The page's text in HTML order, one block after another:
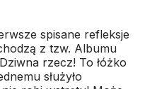
spisane refleksje
z tzw. Albumu
rzecz! To łóżko
służyło